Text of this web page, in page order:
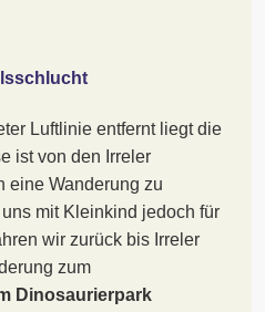
Luftlinie entfernt liegt die
ist von den Irreler
eine Wanderung zu
mit Kleinkind jedoch für
wir zurück bis Irreler
zum
Dinosaurierpark